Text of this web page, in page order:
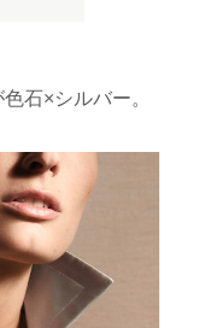
石×シルバー。